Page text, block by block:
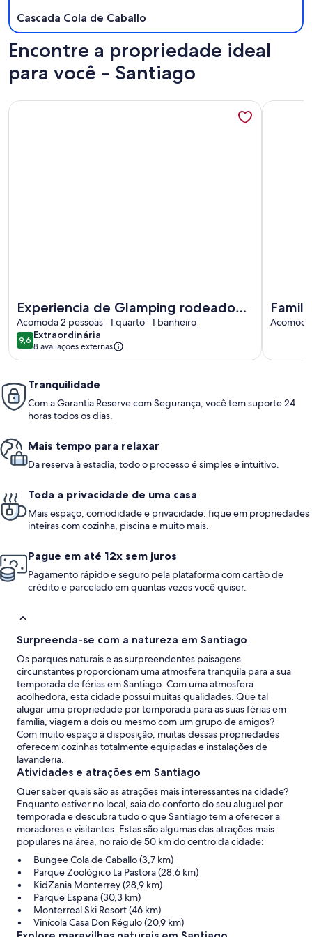
Cascada Cola de Caballo
Encontre a propriedade ideal
para você - Santiago
Experiencia de Glamping rodeado
de la naturaleza
Acomoda 2 pessoas · 1 quarto · 1 banheiro
9,69,6 de 10
Extraordinária
extraordinária
8 avaliações externas
Mais informações sobre Experiencia de Glamping rodeado
Acomoda
Mais
Tranquilidade
Com a Garantia Reserve com Segurança, você tem suporte 24
horas todos os dias.
Mais tempo para relaxar
Da reserva à estadia, todo o processo é simples e intuitivo.
Toda a privacidade de uma casa
Mais espaço, comodidade e privacidade: fique em propriedades
inteiras com cozinha, piscina e muito mais.
Pague em até 12x sem juros
Pagamento rápido e seguro pela plataforma com cartão de
crédito e parcelado em quantas vezes você quiser.
Surpreenda-se com a natureza em Santiago
Os parques naturais e as surpreendentes paisagens
circunstantes proporcionam uma atmosfera tranquila para a sua
temporada de férias em Santiago. Com uma atmosfera
acolhedora, esta cidade possui muitas qualidades. Que tal
alugar uma propriedade por temporada para as suas férias em
família, viagem a dois ou mesmo com um grupo de amigos?
Com muito espaço à disposição, muitas dessas propriedades
oferecem cozinhas totalmente equipadas e instalações de
lavanderia.
Atividades e atrações em Santiago
Quer saber quais são as atrações mais interessantes na cidade?
Enquanto estiver no local, saia do conforto do seu aluguel por
temporada e descubra tudo o que Santiago tem a oferecer a
moradores e visitantes. Estas são algumas das atrações mais
populares na área, no raio de 50 km do centro da cidade:
Bungee Cola de Caballo (3,7 km)
Parque Zoológico La Pastora (28,6 km)
KidZania Monterrey (28,9 km)
Parque Espana (30,3 km)
Monterreal Ski Resort (46 km)
Vinícola Casa Don Régulo (20,9 km)